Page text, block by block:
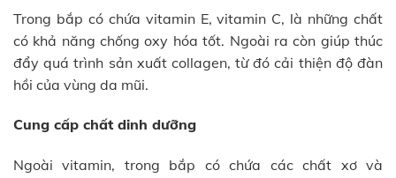
Trong bắp có chứa vitamin E, vitamin C, là những chất
có khả năng chống oxy hóa tốt. Ngoài ra còn giúp thúc
đẩy quá trình sản xuất collagen, từ đó cải thiện độ đàn
hồi của vùng da mũi.
Cung cấp chất dinh dưỡng
Ngoài vitamin, trong bắp có chứa các chất xơ và